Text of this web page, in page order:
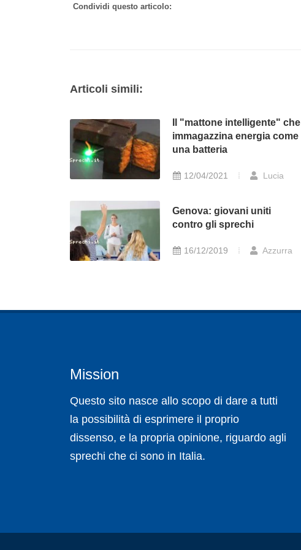
Condividi questo articolo:
Articoli simili:
Il "mattone intelligente" che
immagazzina energia come
una batteria
12/04/2021 Lucia
Genova: giovani uniti
contro gli sprechi
16/12/2019 Azzurra
Mission
Questo sito nasce allo scopo di dare a tutti
la possibilità di esprimere il proprio
dissenso, e la propria opinione, riguardo agli
sprechi che ci sono in Italia.